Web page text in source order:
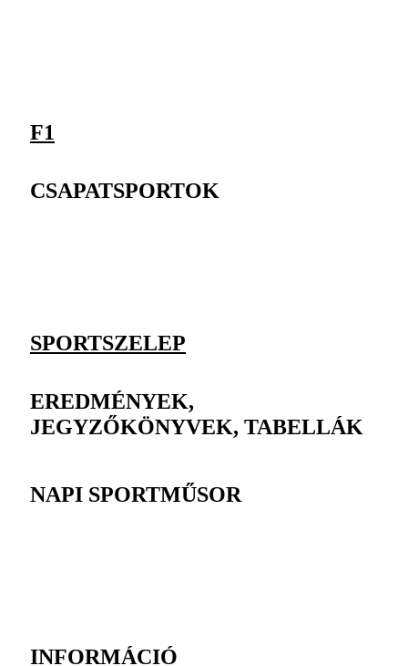
F1
CSAPATSPORTOK
SPORTSZELEP
EREDMÉNYEK,
JEGYZŐKÖNYVEK, TABELLÁK
NAPI SPORTMŰSOR
INFORMÁCIÓ